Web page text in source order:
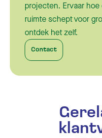
projecten. Ervaar
ruimte schept voor
ontdek het zelf.
Contact